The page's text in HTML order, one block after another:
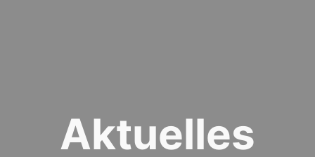
Aktuelles